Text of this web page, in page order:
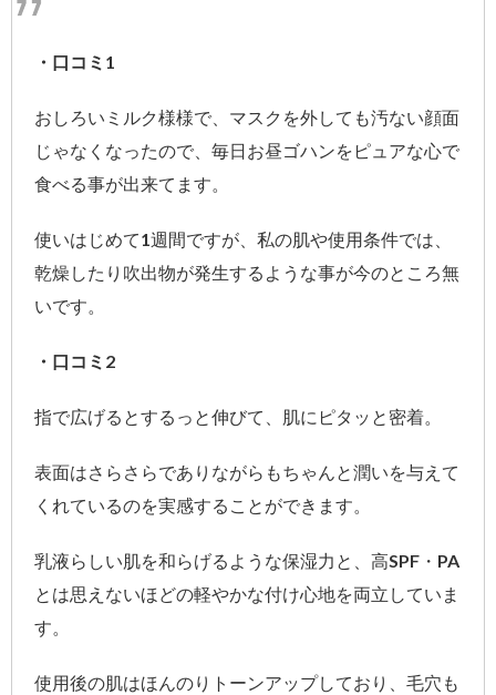
・口コミ1
おしろいミルク様様で、マスクを外しても汚ない顔面
じゃなくなったので、毎日お昼ゴハンをピュアな心で
食べる事が出来てます。
使いはじめて1週間ですが、私の肌や使用条件では、
乾燥したり吹出物が発生するような事が今のところ無
いです。
・口コミ2
指で広げるとするっと伸びて、肌にピタッと密着。
表面はさらさらでありながらもちゃんと潤いを与えて
くれているのを実感することができます。
乳液らしい肌を和らげるような保湿力と、高SPF・PA
とは思えないほどの軽やかな付け心地を両立していま
す。
使用後の肌はほんのりトーンアップしており、毛穴も